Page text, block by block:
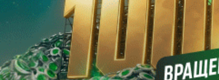
9
Нафтан
Партнер здорового образа жизни -
Мир фитнеса.